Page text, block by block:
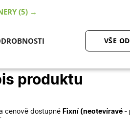
produktu
cenově dostupné Fixní (neotevíravé -
(5) →
VŠE
Analytické cookies